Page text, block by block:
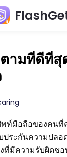
ามที่ดีที่สุ
พท์มือถือของคนที่
ประกันความปลอ
ที่มีความรับผิดช